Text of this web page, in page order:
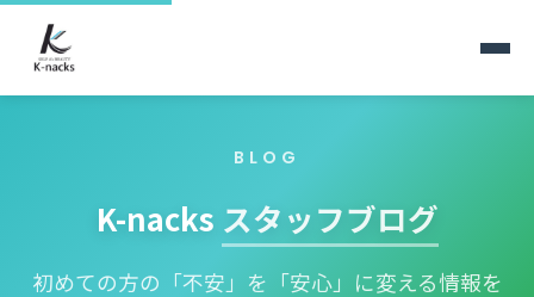
BLOG
K-nacks スタッフブログ
初めての方の「不安」を「安心」に変える情報を